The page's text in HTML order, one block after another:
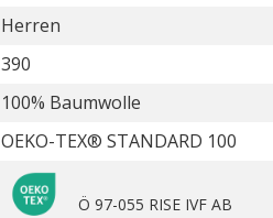
Herren
390
100% Baumwolle
OEKO-TEX® STANDARD 100
Ö 97-055 RISE IVF AB